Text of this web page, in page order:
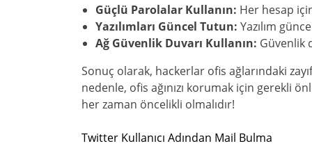
Güçlü Parolalar Kullanın: Her hesap
Yazılımları Güncel Tutun: Yazılım
Ağ Güvenlik Duvarı Kullanın: Güvenlik
Sonuç olarak, hackerlar ofis ağlarındaki
nedenle, ofis ağınızı korumak için gerekli
her zaman öncelikli olmalıdır!
Twitter Kullanıcı Adından Mail Bulma